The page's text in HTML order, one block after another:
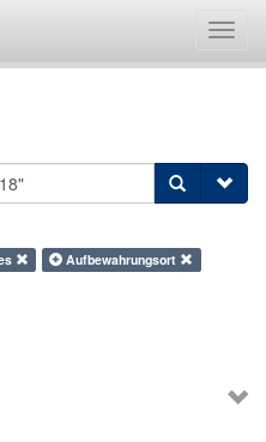
Aufbewahrungsort